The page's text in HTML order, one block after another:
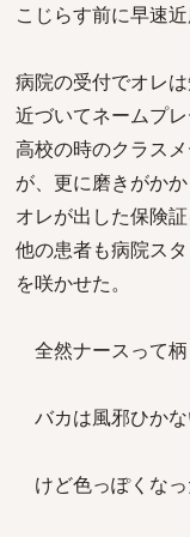
こじらす前に早速
病院の受付でオレ
近づいてネームプレ
高校の時のクラス
が、更に磨きがかか
オレが出した保険
他の患者も病院ス
を咲かせた。
全然ナースって柄
バカは風邪ひか
けど色っぽくなっ